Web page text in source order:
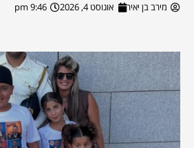
מירב בן יאיר אוגוסט 4, 2026 9:46 pm